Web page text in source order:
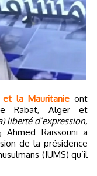
la Mauritanieont
Rabat, Alger et
liberté d’expression,
, Ahmed Raïssouni a
de la présidence
(IUMS) qu’il